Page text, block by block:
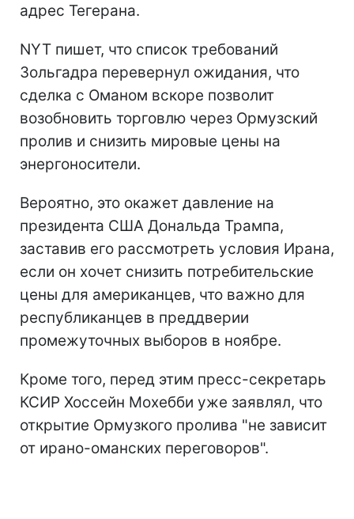
адрес Тегерана.
NYT пишет, что список требований
Зольгадра перевернул ожидания, что
сделка с Оманом вскоре позволит
возобновить торговлю через Ормузский
пролив и снизить мировые цены на
энергоносители.
Вероятно, это окажет давление на
президента США Дональда Трампа,
заставив его рассмотреть условия Ирана,
если он хочет снизить потребительские
цены для американцев, что важно для
республиканцев в преддверии
промежуточных выборов в ноябре.
Кроме того, перед этим пресс-секретарь
КСИР Хоссейн Мохебби уже заявлял, что
открытие Ормузкого пролива "не зависит
от ирано-оманских переговоров".